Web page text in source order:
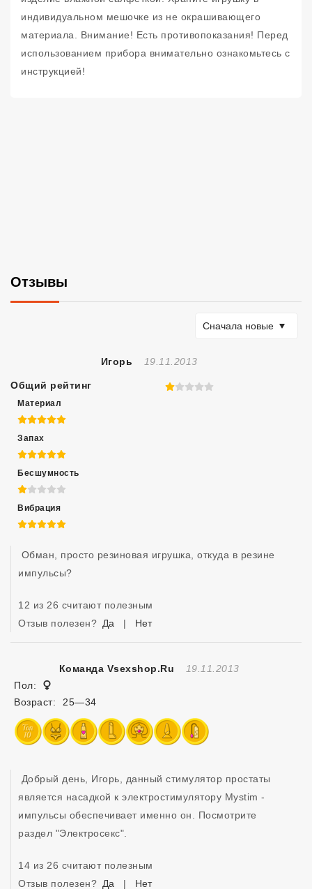
индивидуальном мешочке из не окрашивающего
материала. Внимание! Есть противопоказания! Перед
использованием прибора внимательно ознакомьтесь с
инструкцией!
Отзывы
Сортировать по
Сначала новые
Игорь Отзыв Создан
19.11.2013
Общий рейтинг 1 из 5
Материал
5 из 5
Запах
5 из 5
Бесшумность
1 из 5
Вибрация
5 из 5
импульсы?
12 из 26 считают полезным
Отзыв полезен? Да | Нет
Команда Vsexshop.ru Отзыв Создан
19.11.2013
Пол:
Возраст:
25—34
является насадкой к электростимулятору Mystim -
импульсы обеспечивает именно он. Посмотрите
раздел "Электросекс".
14 из 26 считают полезным
Отзыв полезен? Да | Нет